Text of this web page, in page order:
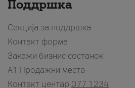
Поддршка
Секција за поддршка
Контакт форма
Закажи бизнис состанок
A1 Продажни места
Контакт центар 077 1234